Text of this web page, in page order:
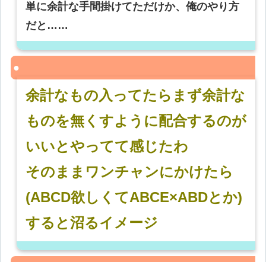
単に余計な手間掛けてただけか、俺のやり方
だと……
余計なもの入ってたらまず余計な
ものを無くすように配合するのが
いいとやってて感じたわ
そのままワンチャンにかけたら
(ABCD欲しくてABCE×ABDとか)
すると沼るイメージ